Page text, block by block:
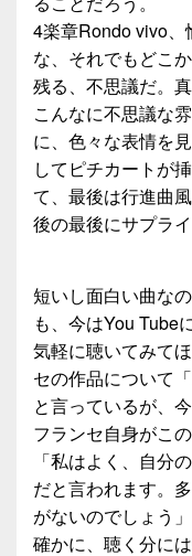
4楽章Rondo vivo、
な、それでもどこ
残る、不思議だ。
こんなに不思議な
に、色々な表情を
してピチカートが
て、最後は行進曲
後の最後にサプラ
短いし面白い曲な
も、今はYou Tube
気軽に聴いてみて
セの作品について
と言っているが、
フランセ自身がこ
「私はよく、自分
だと言われます。
がないのでしょう」
確かに、聴く分に